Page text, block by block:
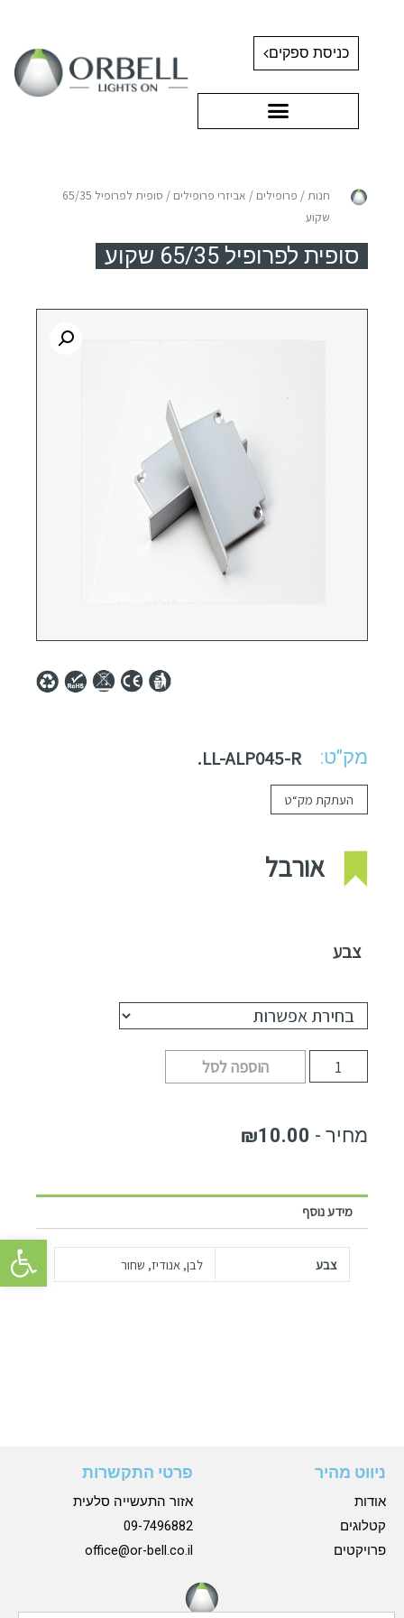
פתח
כניסת ספקים
חנות / פרופילים / אביזרי פרופילים
/ סופית לפרופיל 65/35
שקוע
סופית לפרופיל 65/35 שקוע
מק"ט: LL-ALP045-R.
העתקת מק“ט
אורבל
צבע
הוספה לסל
₪10.00
מידע נוסף
צבע לבן, אנודיז, שחור
ניווט מהיר
אודות
קטלוגים
פרויקטים
פרטי התקשרות
אזור התעשייה סלעית
09-7496882
office@or-bell.co.il